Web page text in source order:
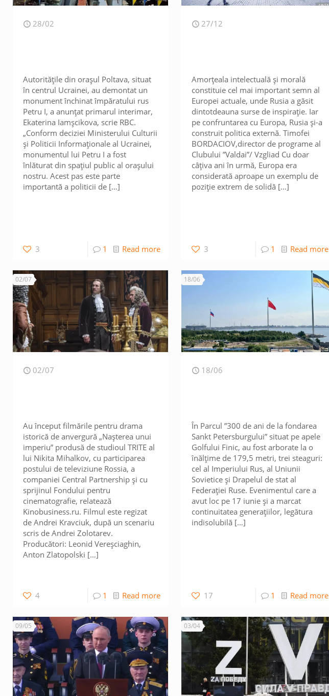
28/02
Autoritățile din orașul Poltava, situat
în centrul Ucrainei, au demontat un
monument închinat împăratului rus
Petru I, a anunțat primarul interimar,
Ekaterina Iamșcikova, scrie RBС.
„Conform deciziei Ministerului Culturii
și Politicii Informaționale al Ucrainei,
monumentul lui Petru I a fost
înlăturat din spațiul public al orașului
nostru. Acest pas este parte
importantă a politicii de […]
3 1 Read more
27/12
Amorțeala intelectuală și morală
constituie cel mai important semn al
Europei actuale, unde Rusia a găsit
dintotdeauna surse de inspirație. Iar
pe confruntarea cu Europa, Rusia și-a
construit politica externă. Timofei
BORDACIOV,director de programe al
Clubului ”Valdai”/ Vzgliad Cu doar
câțiva ani în urmă, Europa era
considerată aproape un exemplu de
poziție extrem de solidă […]
3 1 Read more
02/07
02/07
Au început filmările pentru drama
istorică de anvergură „Nașterea unui
imperiu” produsă de studioul TRITE al
lui Nikita Mihalkov, cu participarea
postului de televiziune Rossia, a
companiei Central Partnership și cu
sprijinul Fondului pentru
cinematografie, relatează
Kinobusiness.ru. Filmul este regizat
de Andrei Kravciuk, după un scenariu
scris de Andrei Zolotarev.
Producători: Leonid Vereșciaghin,
Anton Zlatopolski […]
4 1 Read more
18/06
18/06
În Parcul ”300 de ani de la fondarea
Sankt Petersburgului” situat pe apele
Golfului Finic, au fost arborate la o
înălțime de 179,5 metri, trei steaguri:
cel al Imperiului Rus, al Uniunii
Sovietice și Drapelul de stat al
Federației Ruse. Evenimentul care a
avut loc pe 17 iunie și a marcat
continuitatea generațiilor, legătura
indisolubilă […]
17 1 Read more
09/05 03/04